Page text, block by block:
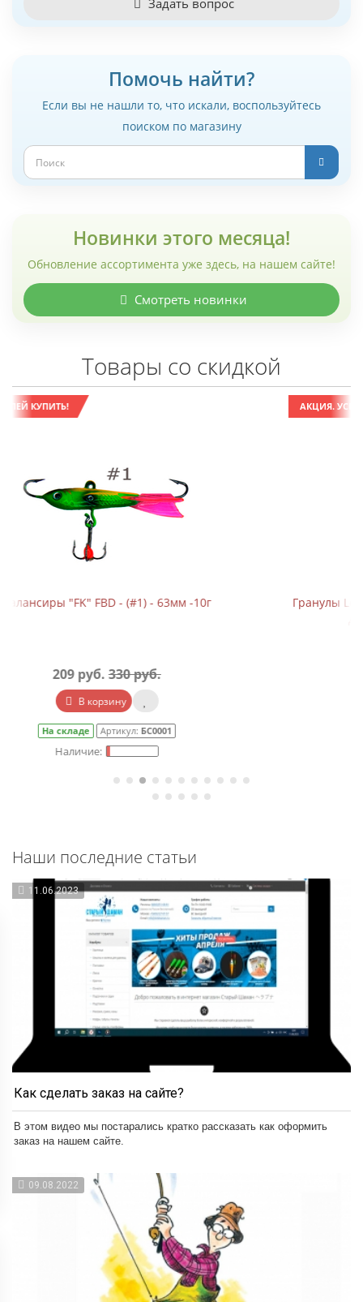
Задать вопрос
Помочь найти?
Если вы не нашли то, что искали, воспользуйтесь
поиском по магазину
Новинки этого месяца!
Обновление ассортимента уже здесь, на нашем сайте!
Смотреть новинки
Товары со скидкой
АКЦИЯ. УСПЕЙ КУПИТЬ!
Гранулы Loonva (с силиконовыми кольцами) "Зеленый
370 руб.
На складе
Наши последние статьи
11.06.2023
Как сделать заказ на сайте?
В этом видео мы постарались кратко рассказать как оформить
заказ на нашем сайте.
09.08.2022